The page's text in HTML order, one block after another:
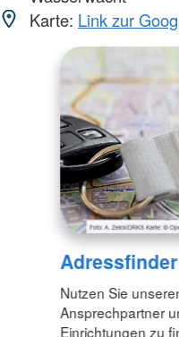
Karte: Link zur
Adressfinder
Nutzen Sie
Ansprechpartner
Einrichtungen zu